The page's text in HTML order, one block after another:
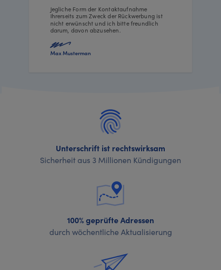
Jegliche Form der Kontaktaufnahme
Ihrerseits zum Zweck der Rückwerbung ist
nicht erwünscht und ich bitte freundlich
darum, davon abzusehen.
Max Musterman
Unterschrift ist rechtswirksam
Sicherheit aus 3 Millionen Kündigungen
100% geprüfte Adressen
durch wöchentliche Aktualisierung